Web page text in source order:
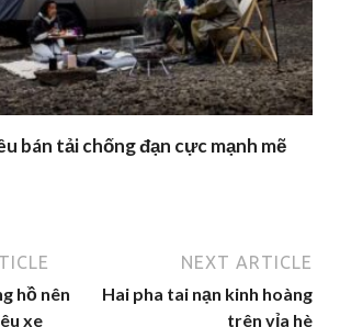
bán tải chống đạn cực mạnh mẽ
hồ nên
xe
NEXT ARTICLE
Hai pha tai nạn kinh hoàng
trên vỉa hè